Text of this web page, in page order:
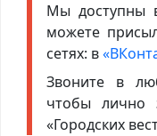
Мы доступны
можете
сетях: в
Звоните в
чтобы лично
«Городских